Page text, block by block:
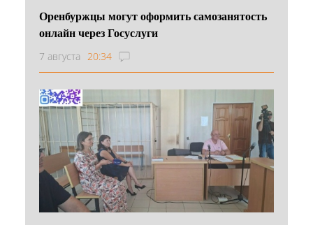
Оренбуржцы могут оформить самозанятость
онлайн через Госуслуги
7 августа 20:34